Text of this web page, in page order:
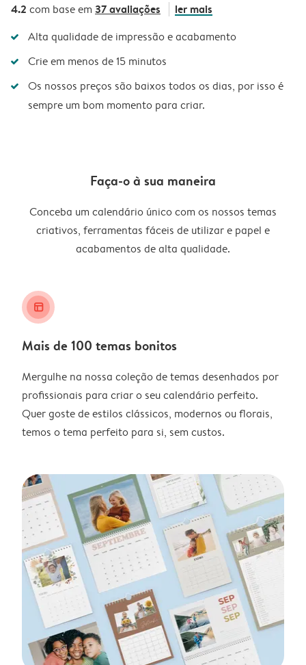
4.2 com base em 37 avaliações ler mais
Alta qualidade de impressão e acabamento
Crie em menos de 15 minutos
Os nossos preços são baixos todos os dias, por isso é
sempre um bom momento para criar.
Faça-o à sua maneira
Conceba um calendário único com os nossos temas
criativos, ferramentas fáceis de utilizar e papel e
acabamentos de alta qualidade.
layout_alt
Mais de 100 temas bonitos
Mergulhe na nossa coleção de temas desenhados por
profissionais para criar o seu calendário perfeito.
Quer goste de estilos clássicos, modernos ou florais,
temos o tema perfeito para si, sem custos.